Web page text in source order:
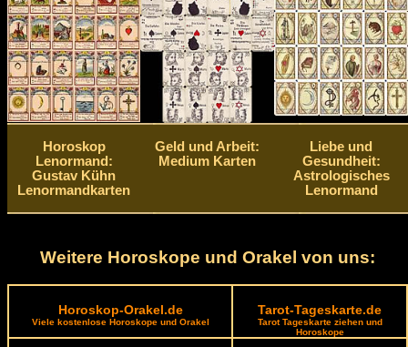
Horoskop
Lenormand:
Gustav Kühn
Lenormandkarten
Geld und Arbeit:
Medium Karten
Liebe und
Gesundheit:
Astrologisches
Lenormand
Weitere Horoskope und Orakel von uns:
Horoskop-Orakel.de
Viele kostenlose Horoskope und Orakel
Tarot-Tageskarte.de
Tarot Tageskarte ziehen und
Horoskope